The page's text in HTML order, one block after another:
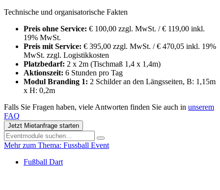
Technische und organisatorische Fakten
Preis ohne Service: € 100,00 zzgl. MwSt. / € 119,00 inkl.
19% MwSt.
Preis mit Service: € 395,00 zzgl. MwSt. / € 470,05 inkl. 19%
MwSt. zzgl. Logistikkosten
Platzbedarf: 2 x 2m (Tischmaß 1,4 x 1,4m)
Aktionszeit: 6 Stunden pro Tag
Modul Branding 1: 2 Schilder an den Längsseiten, B: 1,15m
x H: 0,2m
Falls Sie Fragen haben, viele Antworten finden Sie auch in unserem
FAQ
Jetzt Mietanfrage starten
Mehr zum Thema: Fussball Event
Fußball Dart